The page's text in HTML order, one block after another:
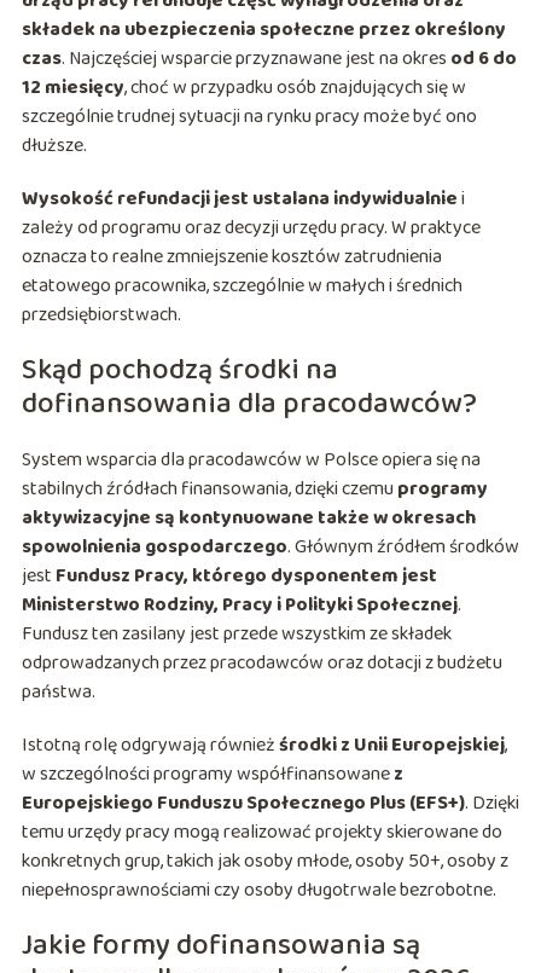
składek na ubezpieczenia społeczne przez określony
czas. Najczęściej wsparcie przyznawane jest na okres od 6 do
12 miesięcy, choć w przypadku osób znajdujących się w
szczególnie trudnej sytuacji na rynku pracy może być ono
dłuższe.
Wysokość refundacji jest ustalana indywidualniei
zależy od programu oraz decyzji urzędu pracy. W praktyce
oznacza to realne zmniejszenie kosztów zatrudnienia
etatowego pracownika, szczególnie w małych i średnich
przedsiębiorstwach.
Skąd pochodzą środki na
dofinansowania dla pracodawców?
System wsparcia dla pracodawców w Polsce opiera się na
stabilnych źródłach finansowania, dzięki czemuprogramy
aktywizacyjne są kontynuowane także w okresach
spowolnienia gospodarczego. Głównym źródłem środków
jest Fundusz Pracy, którego dysponentem jest
Ministerstwo Rodziny, Pracy i Polityki Społecznej.
Fundusz ten zasilany jest przede wszystkim ze składek
odprowadzanych przez pracodawców oraz dotacji z budżetu
państwa.
Istotną rolę odgrywają równieżśrodki z Unii Europejskiej,
w szczególności programy współfinansowanez
Europejskiego Funduszu Społecznego Plus (EFS+). Dzięki
temu urzędy pracy mogą realizować projekty skierowane do
konkretnych grup, takich jak osoby młode, osoby 50+, osoby z
niepełnosprawnościami czy osoby długotrwale bezrobotne.
Jakie formy dofinansowania są